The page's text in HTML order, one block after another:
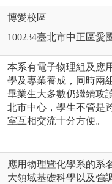
博愛校區
100234臺北市中正區愛
本系有電子物理組及應
學及專業養成，同時兩
畢業生大多數仍繼續攻
北市中心，學生不管是
室互相交流十分方便。
應用物理暨化學系的系
大領域基礎科學以及強